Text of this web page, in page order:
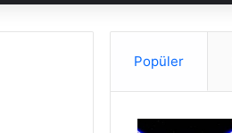
Popüler